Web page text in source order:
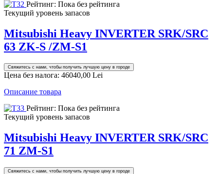
Рейтинг: Пока без рейтинга
Текущий уровень запасов
Mitsubishi Heavy INVERTER SRK/SRC
63 ZK-S /ZM-S1
Свяжитесь с нами, чтобы получить лучшую цену в городе
Цена без налога: 46040,00 Lei
Описание товара
Рейтинг: Пока без рейтинга
Текущий уровень запасов
Mitsubishi Heavy INVERTER SRK/SRC
71 ZM-S1
Свяжитесь с нами, чтобы получить лучшую цену в городе